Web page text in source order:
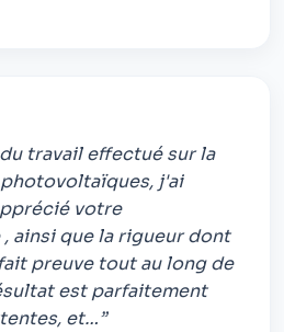
travail effectué sur la
j'ai
votre
ainsi que la rigueur dont
preuve tout au long de
est parfaitement
et…”